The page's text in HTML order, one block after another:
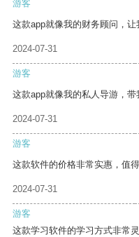
游客
这款app就像我的财务顾问，让
2024-07-31
游客
这款app就像我的私人导游，带
2024-07-31
游客
这款软件的价格非常实惠，值得
2024-07-31
游客
这款学习软件的学习方式非常